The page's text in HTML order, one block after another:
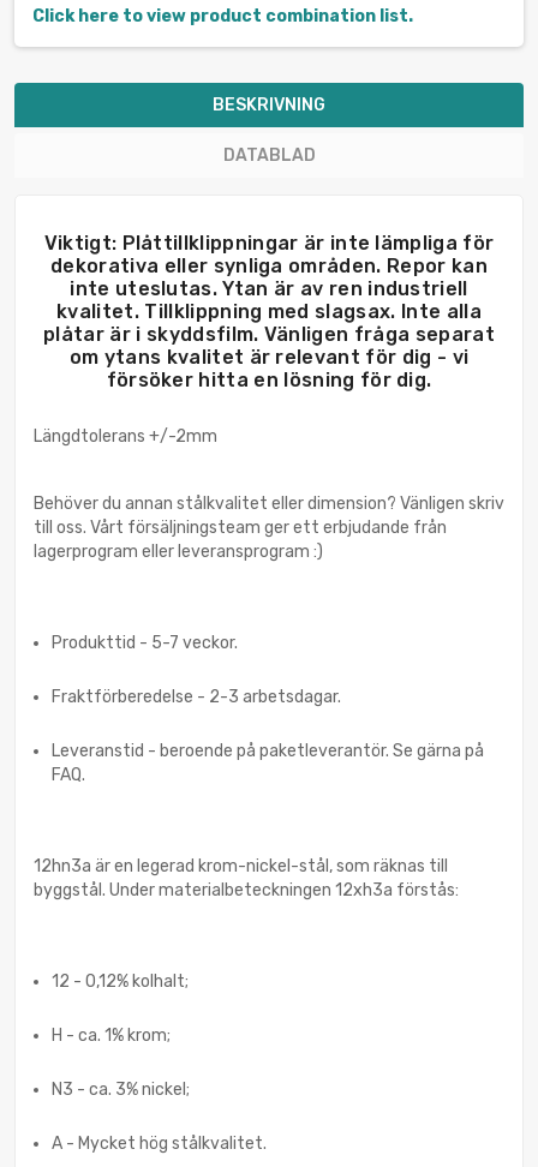
Click here to view product combination list.
BESKRIVNING
DATABLAD
Viktigt: Plåttillklippningar är inte lämpliga för
dekorativa eller synliga områden. Repor kan
inte uteslutas. Ytan är av ren industriell
kvalitet. Tillklippning med slagsax. Inte alla
plåtar är i skyddsfilm. Vänligen fråga separat
om ytans kvalitet är relevant för dig - vi
försöker hitta en lösning för dig.
Längdtolerans +/-2mm
Behöver du annan stålkvalitet eller dimension? Vänligen skriv
till oss. Vårt försäljningsteam ger ett erbjudande från
lagerprogram eller leveransprogram :)
Produkttid - 5-7 veckor.
Fraktförberedelse - 2-3 arbetsdagar.
Leveranstid - beroende på paketleverantör. Se gärna på
FAQ.
12hn3a är en legerad krom-nickel-stål, som räknas till
byggstål. Under materialbeteckningen 12xh3a förstås:
12 - 0,12% kolhalt;
H - ca. 1% krom;
N3 - ca. 3% nickel;
A - Mycket hög stålkvalitet.